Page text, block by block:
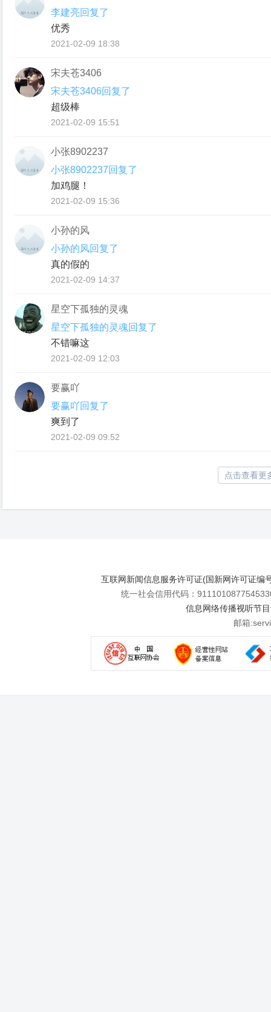
李建亮回复了
优秀
2021-02-09 18:38
宋夫苍3406
宋夫苍3406回复了
超级棒
2021-02-09 15:51
小张8902237
小张8902237回复了
加鸡腿！
2021-02-09 15:36
小孙的风
小孙的风回复了
真的假的
2021-02-09 14:37
星空下孤独的灵魂
星空下孤独的灵魂回复了
不错嘛这
2021-02-09 12:03
要赢吖
要赢吖回复了
爽到了
2021-02-09 09:52
点击查看更
互联网新闻信息服务许可证(国新网许可证编
统一社会信用代码：
信息网络传播视听节
邮箱